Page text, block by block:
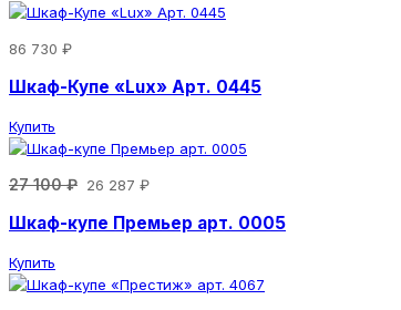
86 730 ₽
Шкаф-Купе «Lux» Арт. 0445
Купить
27 100 ₽ 26 287 ₽
Шкаф-купе Премьер арт. 0005
Купить